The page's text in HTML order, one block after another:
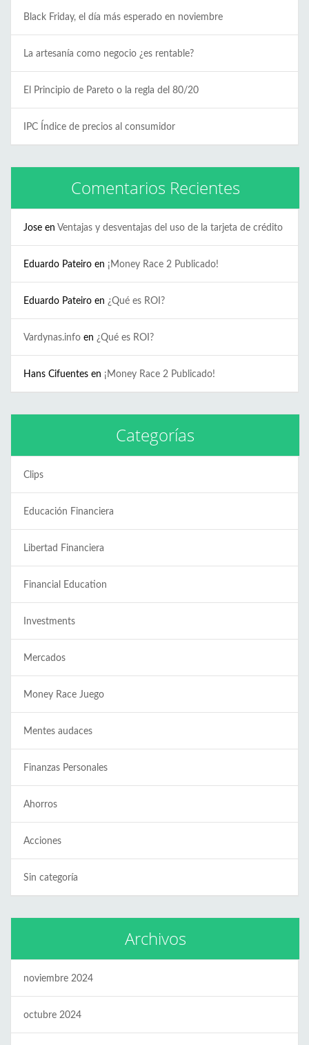
Black Friday, el día más esperado en noviembre
La artesanía como negocio ¿es rentable?
El Principio de Pareto o la regla del 80/20
IPC Índice de precios al consumidor
Comentarios Recientes
Jose en Ventajas y desventajas del uso de la tarjeta de crédito
Eduardo Pateiro en ¡Money Race 2 Publicado!
Eduardo Pateiro en ¿Qué es ROI?
Vardynas.info en ¿Qué es ROI?
Hans Cifuentes en ¡Money Race 2 Publicado!
Categorías
Clips
Educación Financiera
Libertad Financiera
Financial Education
Investments
Mercados
Money Race Juego
Mentes audaces
Finanzas Personales
Ahorros
Acciones
Sin categoría
Archivos
noviembre 2024
octubre 2024